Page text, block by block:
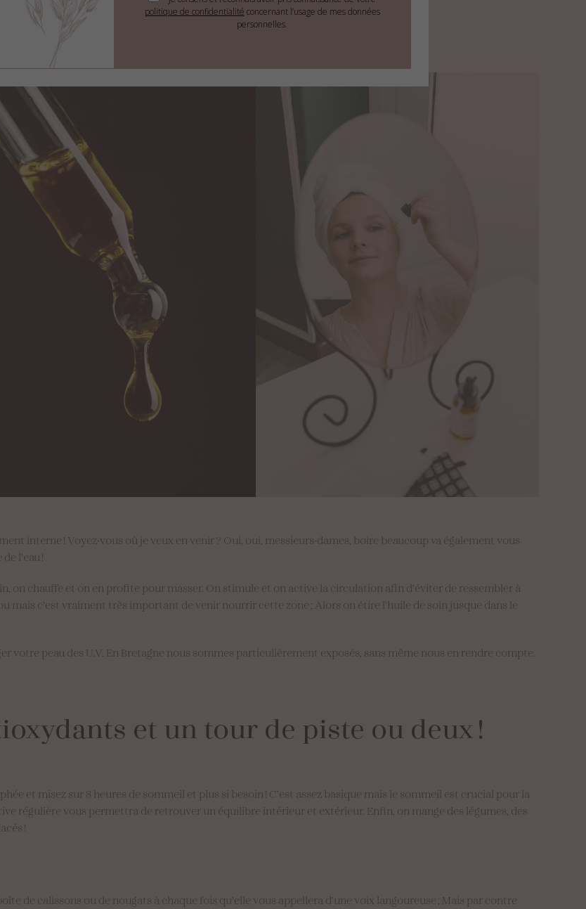
interne ! Voyez-vous où je veux en venir ? Oui, oui, messieurs-dames, boire beaucoup va également vous
l’eau !
on chauffe et on en profite pour masser. On stimule et on active la circulation afin d’éviter de ressembler à
mais c’est vraiment très important de venir nourrir cette zone ; Alors on étire l’huile de soin jusque dans le
peau des U.V. En Bretagne nous sommes particulièrement exposés, sans même nous en rendre compte.
et un tour de piste ou deux !
et misez sur 8 heures de sommeil et plus si besoin ! C’est assez basique mais le sommeil est crucial pour la
régulière vous permettra de retrouver un équilibre intérieur et extérieur. Enfin, on mange des légumes, des
!
de calissons ou de nougats à chaque fois qu’elle vous appellera d’une voix langoureuse ; Mais par contre
politique de confidentialité concernant l’usage de mes données
personnelles.